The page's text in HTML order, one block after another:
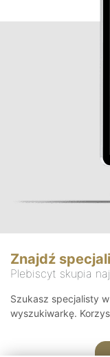
Znajdź
Plebiscyt skupia
Szukasz specjalisty
wyszukiwarkę.